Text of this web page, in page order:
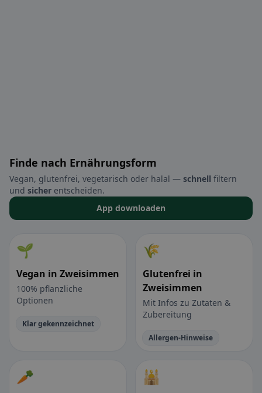
Finde nach Ernährungsform
Vegan, glutenfrei, vegetarisch oder halal — schnell filtern
und sicher entscheiden.
App downloaden
🌱
Vegan in Zweisimmen
100% pflanzliche
Optionen
Klar gekennzeichnet
🌾
Glutenfrei in
Zweisimmen
Mit Infos zu Zutaten &
Zubereitung
Allergen-Hinweise
🥕 🕌